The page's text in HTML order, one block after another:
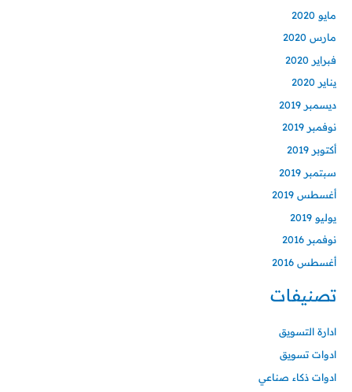
مايو 2020
مارس 2020
فبراير 2020
يناير 2020
ديسمبر 2019
نوفمبر 2019
أكتوبر 2019
سبتمبر 2019
أغسطس 2019
يوليو 2019
نوفمبر 2016
أغسطس 2016
تصنيفات
ادارة التسويق
ادوات تسويق
ادوات ذكاء صناعي